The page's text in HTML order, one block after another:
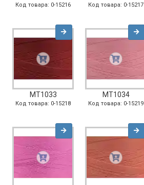
Код товара: 0-15216 Код товара: 0-15217
MT1033
Код товара: 0-15218
MT1034
Код товара: 0-15219